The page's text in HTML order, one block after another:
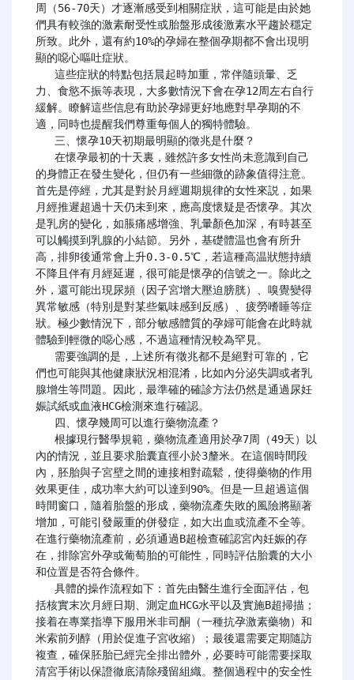
周（56-70天）才逐漸感受到相關症狀，這可能是由於她
們具有較強的激素耐受性或胎盤形成後激素水平趨於穩定
所致。此外，還有約10%的孕婦在整個孕期都不會出現明
顯的噁心嘔吐症狀。
力、食慾不振等表現，大多數情況下會在孕12周左右自行
緩解。瞭解這些信息有助於孕婦更好地應對早孕期的不
適，同時也提醒我們尊重每個人的獨特體驗。
的身體正在發生變化，但仍有一些細微的跡象值得注意。
首先是停經，尤其是對於月經週期規律的女性來説，如果
月經推遲超過十天仍未到來，應高度懷疑是否懷孕。其次
是乳房的變化，如脹痛感增強、乳暈顏色加深，有時甚至
可以觸摸到乳腺的小結節。另外，基礎體温也會有所升
高，排卵後通常會上升0.3-0.5℃，若這種高温狀態持續
不降且伴有月經延遲，很可能是懷孕的信號之一。除此之
外，還可能出現尿頻（因子宮增大壓迫膀胱）、嗅覺變得
異常敏感（特別是對某些氣味感到反感）、疲勞嗜睡等症
狀。極少數情況下，部分敏感體質的孕婦可能會在此時就
體驗到輕微的噁心感，不過這種情況較為罕見。
們也可能與其他健康狀況相混淆，比如內分泌失調或者乳
腺增生等問題。因此，最準確的確診方法仍然是通過尿妊
娠試紙或血液HCG檢測來進行確認。
內的情況，並且要求胎囊直徑小於3釐米。在這個時間段
內，胚胎與子宮壁之間的連接相對疏鬆，使得藥物的作用
效果更佳，成功率大約可以達到90%。但是一旦超過這個
時間窗口，隨着胎盤的形成，藥物流產失敗的風險將顯著
增加，可能引發嚴重的併發症，如大出血或流產不全等。
在進行藥物流產前，必須通過B超檢查確認宮內妊娠的存
在，排除宮外孕或葡萄胎的可能性，同時評估胎囊的大小
和位置是否符合條件。
括核實末次月經日期、測定血HCG水平以及實施B超掃描；
接着在專業指導下服用米非司酮（一種抗孕激素藥物）和
米索前列醇（用於促進子宮收縮）；最後還需要定期隨訪
複查，確保胚胎已經完全排出體外，必要時可能需要採取
清宮手術以保證徹底清除殘留組織。整個過程中的安全性